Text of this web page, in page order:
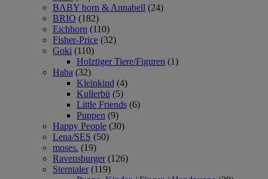
BABY born & Annabell (24)
BRIO (182)
Eichhorn (110)
Fisher-Price (32)
Goki (110)
Holztiger Tiere/Figuren (1)
Haba (32)
Kleinkind (4)
Kullerbü (5)
Little Friends (6)
Puppen (9)
Happy People (30)
Lena/SES (50)
moses. (19)
Ravensburger (126)
Sterntaler (119)